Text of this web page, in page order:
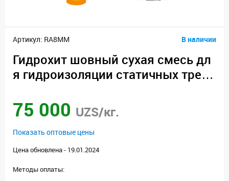
Артикул: RA8MM В наличии
Гидрохит шовный сухая смесь дл
я гидроизоляции статичных трещ
75 000 UZS/кг.
Показать оптовые цены
Цена обновлена - 19.01.2024
Методы оплаты: